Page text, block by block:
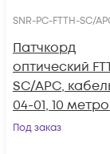
SNR-PC-FTTH-SC/
Патчкорд
оптический
SC/APC,
04-01, 10
Под заказ